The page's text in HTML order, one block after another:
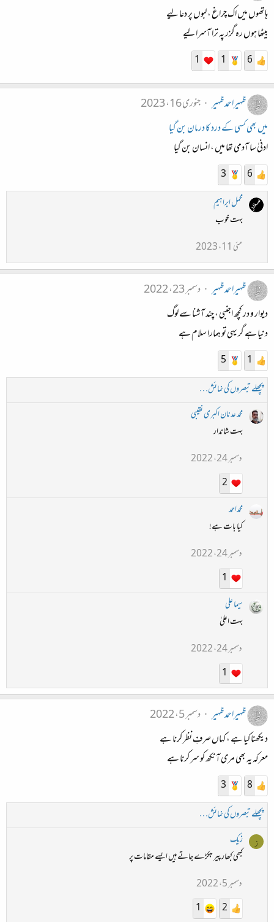
ہاتھوں میں اک چراغ ، لبوں پر دعا لیے
بیٹھا ہوں رہ گزر پہ ترا آسرا لیے
6
1
1
ظہیراحمدظہیر
جنوری 16، 2023
میں بھی کسی کے درد کا درمان بن گیا
ادنیٰ سا آدمی تھا میں ، انسان بن گیا
6
3
محمل ابراہیم
بہت خوب
مئی 11، 2023
ظہیراحمدظہیر
دسمبر 23، 2022
دیوار و در کچھ اجنبی ، چند آشنا سے لوگ
دنیا ہے گر یہی تو ہمارا سلام ہے
1
5
پچھلے تبصروں کی نمائش…
محمد عدنان اکبری نقیبی
بہت شاندار
دسمبر 24، 2022
2
محمداحمد
کیا بات ہے!
دسمبر 24، 2022
1
سیما علی
بہت اعلیٰ
دسمبر 24، 2022
1
ظہیراحمدظہیر
دسمبر 5، 2022
دیکھنا کیا ہے ، کہاں صرفِ نظر کرنا ہے
معرکہ یہ بھی مری آنکھ کو سر کرنا ہے
8
3
پچھلے تبصروں کی نمائش…
ز
زیک
کبھی کبھار پیر جکڑے جاتے ہیں ایسے مقامات پر
دسمبر 5، 2022
2
1